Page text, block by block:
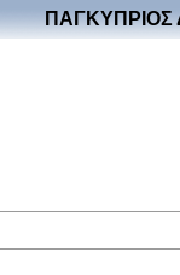
ΠΑΓΚΥΠΡΙΟΣ